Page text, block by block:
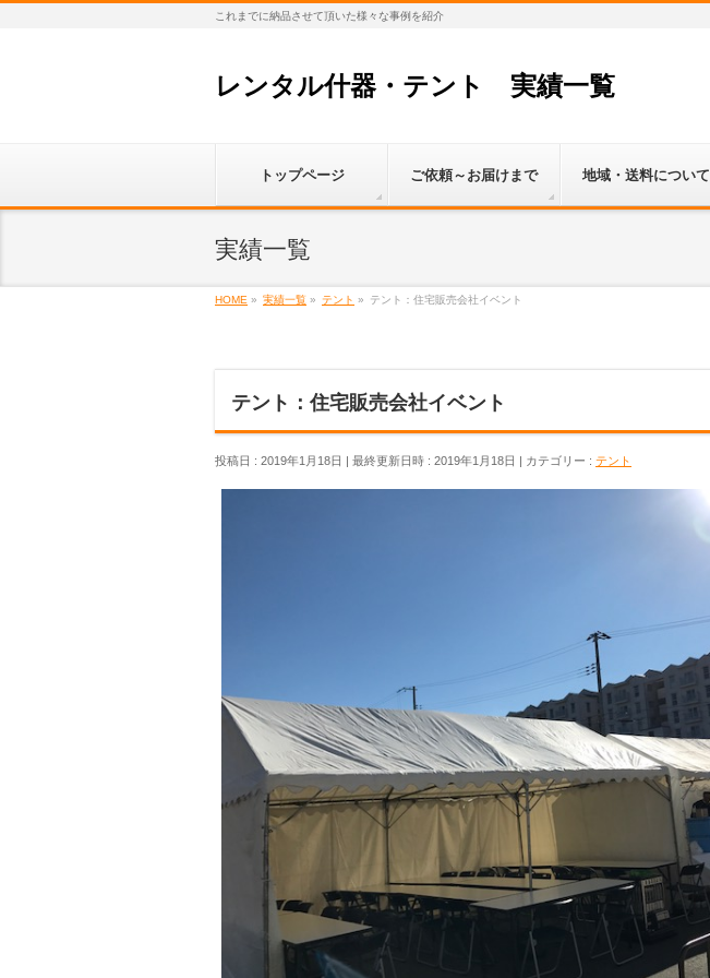
これまでに納品させて頂いた様々な事例を紹介
レンタル什器・テント 実績一覧
トップページ ご依頼～お届けまで 地域・送料について
実績一覧
HOME » 実績一覧 » テント » テント：住宅販売会社イベント
テント：住宅販売会社イベント
投稿日 : 2019年1月18日 最終更新日時 : 2019年1月18日 カテゴリー : テント